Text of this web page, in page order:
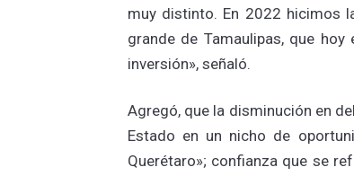
muy distinto. En 2022 hicimos
grande de Tamaulipas, que
inversión», señaló.
Agregó, que la disminución en
Estado en un nicho de
Querétaro»; confianza que se